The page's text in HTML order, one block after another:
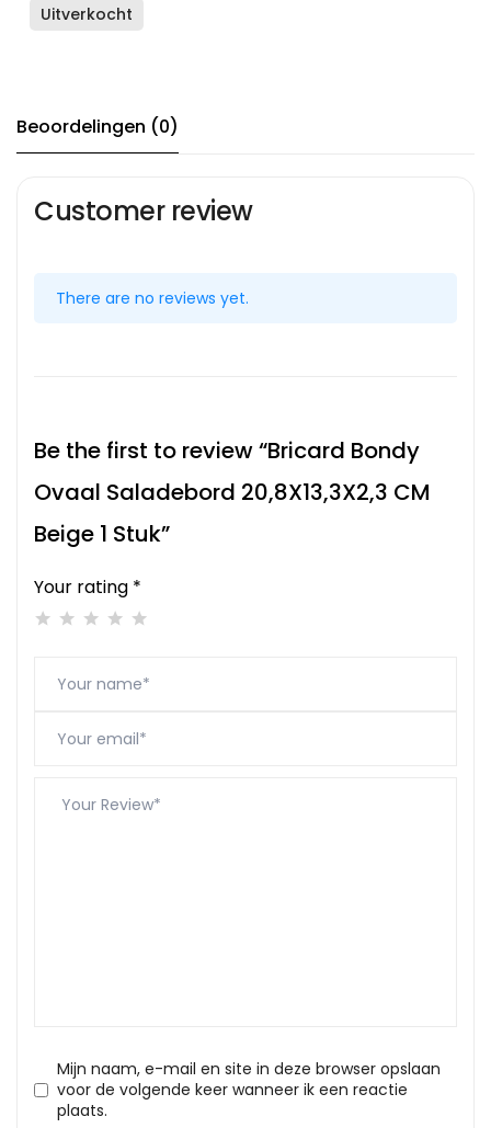
Uitverkocht
Beoordelingen (0)
Customer review
There are no reviews yet.
Be the first to review “Bricard Bondy
Ovaal Saladebord 20,8X13,3X2,3 CM
Beige 1 Stuk”
Your rating *
Mijn naam, e-mail en site in deze browser opslaan
voor de volgende keer wanneer ik een reactie
plaats.